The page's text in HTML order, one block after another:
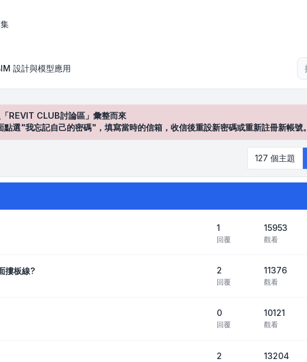
設計與模型應用
REVIT CLUB討論區」彙整而來
"我忘記自己的密碼"，填寫當時的信箱，收信後重設新密碼或重新註冊新帳號。
127 個主題
1
回覆
15953
觀看
摟板線? 2
回覆
11376
觀看
0
回覆
10121
觀看
2 13204